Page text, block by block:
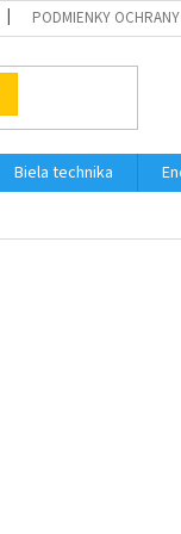
PODMIENKY OCHRANY
Biela technika